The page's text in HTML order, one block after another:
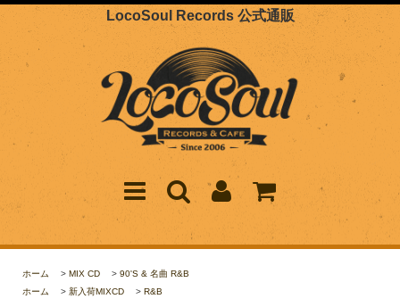
LocoSoul Records 公式通販
ホーム > MIX CD > 90'S & 名曲 R&B
ホーム
> 新入荷MIXCD > R&B